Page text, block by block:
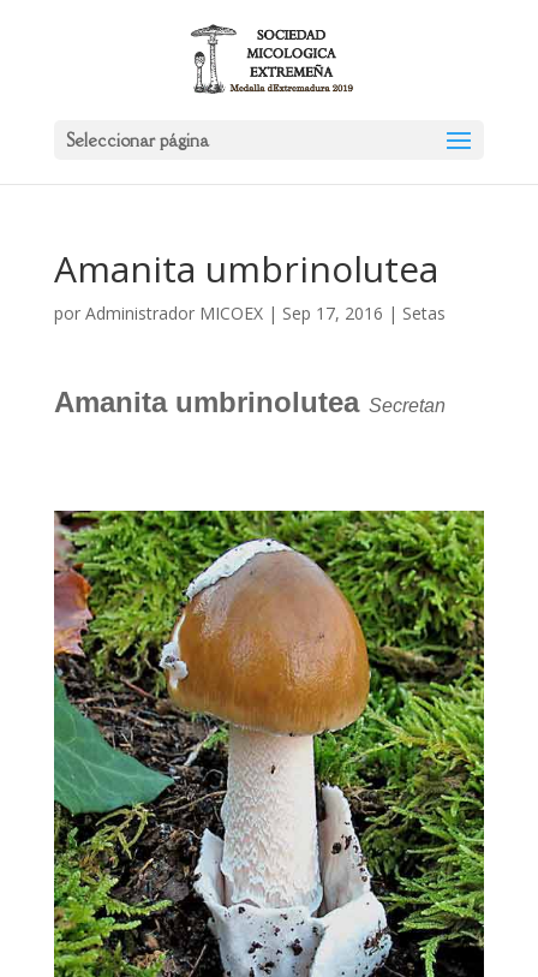
Seleccionar página
Amanita umbrinolutea
por Administrador MICOEX| Sep 17, 2016 | Setas
Amanita umbrinolutea Secretan